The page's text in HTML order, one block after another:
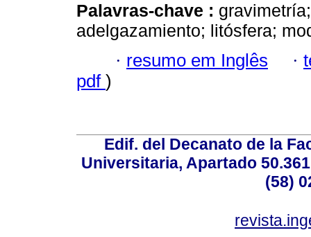
Palavras-chave :
adelgazamiento; litósfera;
· resumo em Inglês ·
pdf )
Edif. del Decanato de la
Universitaria, Apartado
(58)